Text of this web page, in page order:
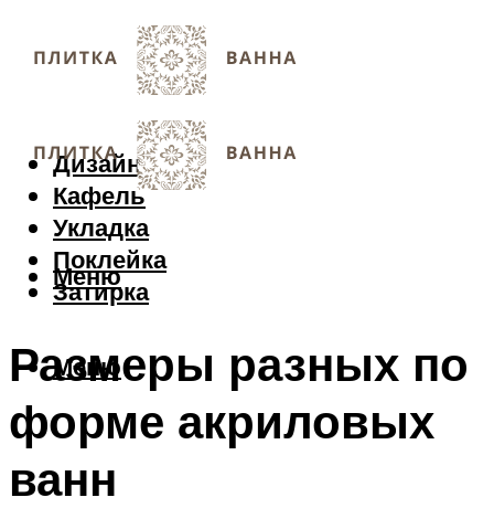
Дизайн
Кафель
Укладка
Поклейка
Затирка
Меню
Меню
Размеры разных по
форме акриловых
ванн